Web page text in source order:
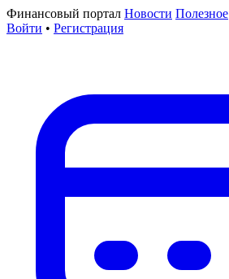
Финансовый портал Новости Полезное
Войти • Регистрация